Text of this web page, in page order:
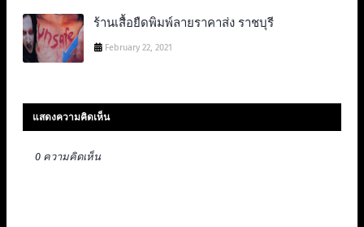
ร้านเสื้อยืดพิมพ์ลายราคาส่ง ราชบุรี
February 22, 2021
แสดงความคิดเห็น
0 ความคิดเห็น